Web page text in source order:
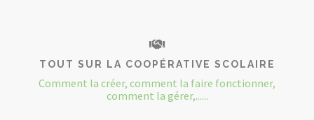
TOUT SUR LA COOPÉRATIVE SCOLAIRE
Comment la créer, comment la faire fonctionner,
comment la gérer,......